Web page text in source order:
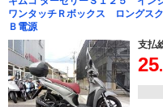
ワンタッチＲボックス ロング
Ｂ電源
支払
25